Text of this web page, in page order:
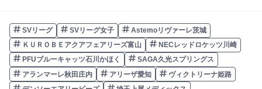
SVリーグ SVリーグ女子
Astemoリヴァーレ茨城
ＫＵＲＯＢＥアクアフェアリーズ富山
NECレッドロケッツ川崎
PFUブルーキャッツ石川かほく
SAGA久光スプリングス
アランマーレ秋田庄内
アリーザ愛知
ヴィクトリーナ姫路